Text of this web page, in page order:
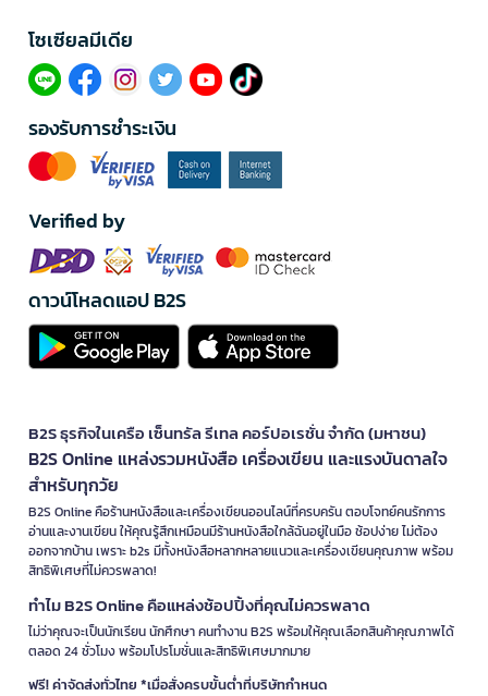
โซเซียลมีเดีย​
รองรับการชำระเงิน
Verified by
ดาวน์โหลดแอป B2S
B2S ธุรกิจในเครือ เซ็นทรัล รีเทล คอร์ปอเรชั่น จำกัด (มหาชน)
B2S Online แหล่งรวมหนังสือ เครื่องเขียน และแรงบันดาลใจ
สำหรับทุกวัย
B2S Online คือร้านหนังสือและเครื่องเขียนออนไลน์ที่ครบครัน ตอบโจทย์คนรักการ
อ่านและงานเขียน ให้คุณรู้สึกเหมือนมีร้านหนังสือใกล้ฉันอยู่ในมือ ช้อปง่าย ไม่ต้อง
ออกจากบ้าน เพราะ b2s มีทั้งหนังสือหลากหลายแนวและเครื่องเขียนคุณภาพ พร้อม
สิทธิพิเศษที่ไม่ควรพลาด!
ทำไม B2S Online คือแหล่งช้อปปิ้งที่คุณไม่ควรพลาด
ไม่ว่าคุณจะเป็นนักเรียน นักศึกษา คนทำงาน B2S พร้อมให้คุณเลือกสินค้าคุณภาพได้
ตลอด 24 ชั่วโมง พร้อมโปรโมชั่นและสิทธิพิเศษมากมาย
ฟรี! ค่าจัดส่งทั่วไทย *เมื่อสั่งครบขั้นต่ำที่บริษัทกำหนด